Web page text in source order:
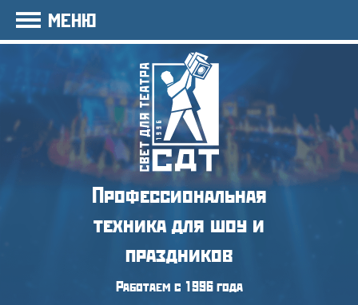
Профессиональная
техника для шоу и
праздников
Работаем с 1996 года
МЕНЮ